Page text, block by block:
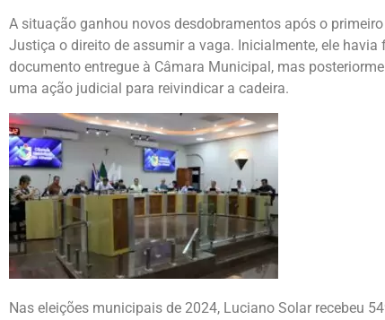
A situação ganhou novos desdobramentos após o
Justiça o direito de assumir a vaga. Inicialmente, ele
documento entregue à Câmara Municipal, mas
uma ação judicial para reivindicar a cadeira.
Nas eleições municipais de 2024, Luciano Solar recebeu